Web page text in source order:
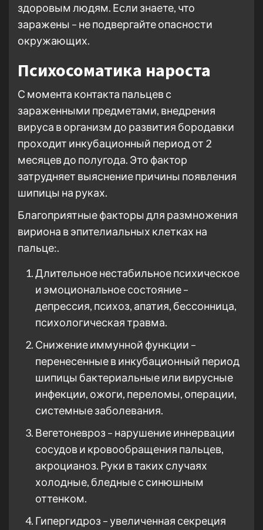
здоровым людям. Если знаете, что
заражены – не подвергайте опасности
окружающих.
Психосоматика нароста
С момента контакта пальцев с
зараженными предметами, внедрения
вируса в организм до развития бородавки
проходит инкубационный период от 2
месяцев до полугода. Это фактор
затрудняет выяснение причины появления
шипицы на руках.
Благоприятные факторы для размножения
вириона в эпителиальных клетках на
пальце:.
Длительное нестабильное психическое
и эмоциональное состояние –
депрессия, психоз, апатия, бессонница,
психологическая травма.
Снижение иммунной функции –
перенесенные в инкубационный период
шипицы бактериальные или вирусные
инфекции, ожоги, переломы, операции,
системные заболевания.
Вегетоневроз – нарушение иннервации
сосудов и кровообращения пальцев,
акроцианоз. Руки в таких случаях
холодные, бледные с синюшным
оттенком.
Гипергидроз – увеличенная секреция